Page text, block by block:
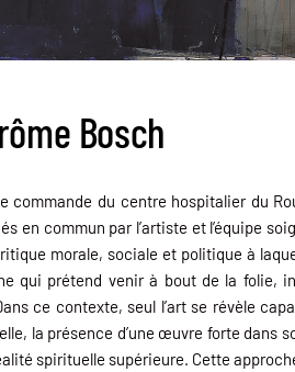
Bosch
commande du centre hospitalier du
en commun par l’artiste et l’équipe
morale, sociale et politique à
qui prétend venir à bout de la folie,
ce contexte, seul l’art se révèle
la présence d’une œuvre forte dans
spirituelle supérieure. Cette